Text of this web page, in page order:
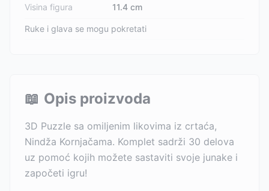
Visina figura 11.4 cm
Ruke i glava se mogu pokretati
📖 Opis proizvoda
3D Puzzle sa omiljenim likovima iz crtaća,
Nindža Kornjačama. Komplet sadrži 30 delova
uz pomoć kojih možete sastaviti svoje junake i
započeti igru!